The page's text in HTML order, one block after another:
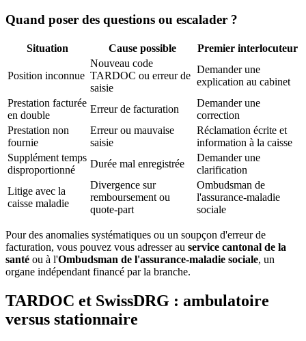
Quand poser des questions ou escalader ?
Situation Cause possible Premier interlocuteur
Position inconnue
Nouveau code
TARDOC ou erreur de
saisie
Demander une
explication au cabinet
Prestation facturée
en double
Erreur de facturation
Demander une
correction
Prestation non
fournie
Erreur ou mauvaise
saisie
Réclamation écrite et
information à la caisse
Supplément temps
disproportionné
Durée mal enregistrée
Demander une
clarification
Litige avec la
caisse maladie
Divergence sur
remboursement ou
quote-part
Ombudsman de
l'assurance-maladie
sociale
Pour des anomalies systématiques ou un soupçon d'erreur de
facturation, vous pouvez vous adresser au service cantonal de la
santé ou à l'Ombudsman de l'assurance-maladie sociale, un
organe indépendant financé par la branche.
TARDOC et SwissDRG : ambulatoire
versus stationnaire